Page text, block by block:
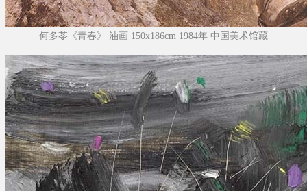
何多苓《青春》 油画 150x186cm 1984年 中国美术馆藏